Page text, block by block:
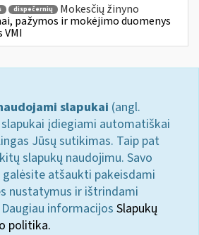
dispečernių
Mokesčių žinyno
pažymos ir mokėjimo duomenys
VMI
slapukai (angl.
įdiegiami automatiškai
Jūsų sutikimas. Taip pat
slapukų naudojimu. Savo
atšaukti pakeisdami
nustatymus ir ištrindami
informacijos Slapukų
politika.